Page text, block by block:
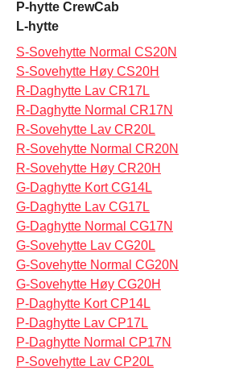
P-hytte CrewCab
L-hytte
S-Sovehytte Normal CS20N
S-Sovehytte Høy CS20H
R-Daghytte Lav CR17L
R-Daghytte Normal CR17N
R-Sovehytte Lav CR20L
R-Sovehytte Normal CR20N
R-Sovehytte Høy CR20H
G-Daghytte Kort CG14L
G-Daghytte Lav CG17L
G-Daghytte Normal CG17N
G-Sovehytte Lav CG20L
G-Sovehytte Normal CG20N
G-Sovehytte Høy CG20H
P-Daghytte Kort CP14L
P-Daghytte Lav CP17L
P-Daghytte Normal CP17N
P-Sovehytte Lav CP20L